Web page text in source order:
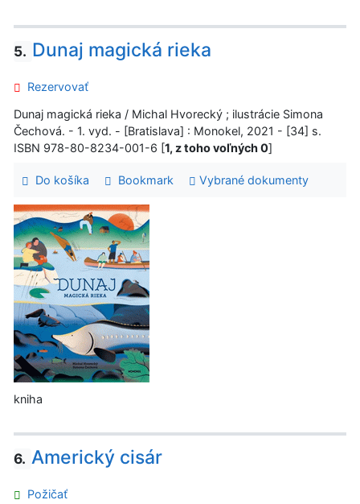
5. Dunaj magická rieka
Rezervovať
Dunaj magická rieka / Michal Hvorecký ; ilustrácie Simona
Čechová. - 1. vyd. - [Bratislava] : Monokel, 2021 - [34] s.
ISBN 978-80-8234-001-6 [1, z toho voľných 0]
Do košíka Bookmark Vybrané dokumenty
kniha
6. Americký cisár
Požičať